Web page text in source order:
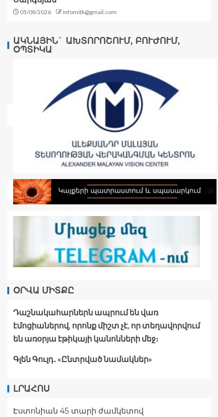
05/08/2026 infomitk@gmail.com
ԱԿՆԱՅԻՆ` ԱԽՏՈՐՈՇՈՒՄ, ԲՈՒԺՈՒՄ,
ՕՊՏԻԿԱ
ՕՐՎԱ ՄԻՏՔԸ
Դաշնակահարներն ապրում են վառ
էմոցիաներով, որոնք միշտ չէ, որ տեղավորվում
են առօրյա էթիկայի կանոնների մեջ։
Գլեն Գուլդ․ «Ընտրված նամակներ»
ԼՐԱՀՈՍ
Էստոնիան 45 տարի ժամկետով